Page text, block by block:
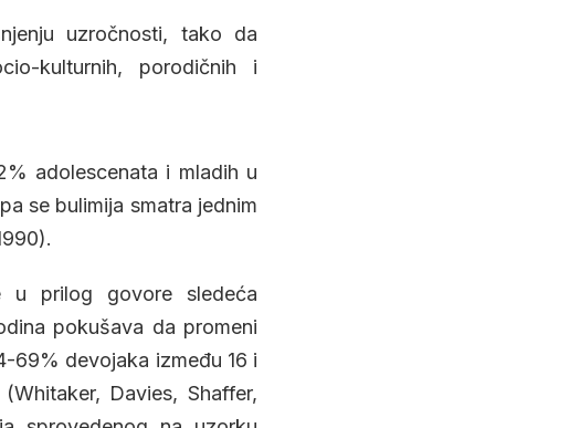
uzročnosti, tako da
kulturnih, porodičnih i
adolescenata i mladih u
se bulimija smatra jednim
u prilog govore sledeća
pokušava da promeni
69% devojaka između 16 i
Davies, Shaffer,